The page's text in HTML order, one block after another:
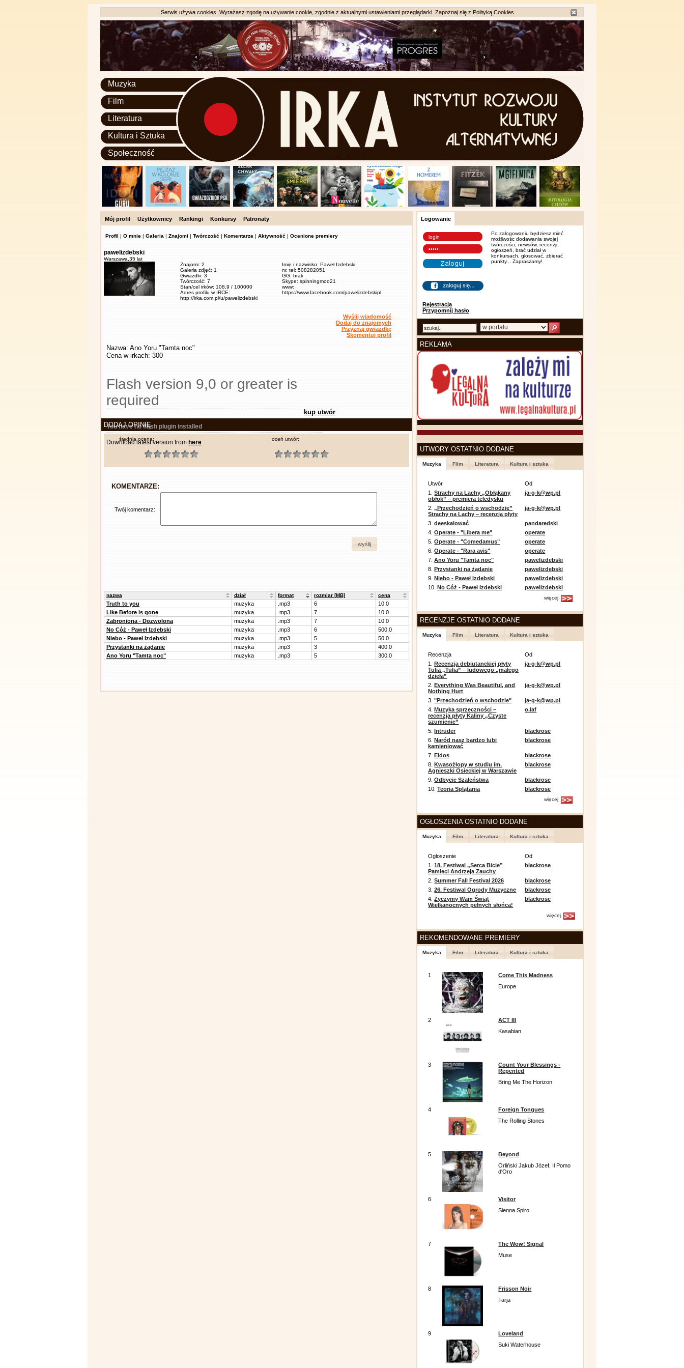
Serwis używa cookies. Wyrażasz zgodę na używanie cookie, zgodnie z aktualnymi ustawieniami przeglądarki. Zapoznaj się z Polityką Cookies
Muzyka
Film
Literatura
Kultura i Sztuka
Społeczność
Mój profil Użytkownicy Rankingi Konkursy Patronaty
Profil | O mnie | Galeria | Znajomi | Twórczość | Komentarze | Aktywność | Ocenione premiery
pawelizdebski
Warszawa, 35 lat
Znajomi: 2
Galeria zdjęć: 1
Gwiazdki: 3
Twórczość: 7
Stan/cel irków: 108,9 / 100000
Adres profilu w IRCE:
http://irka.com.pl/u/pawelizdebski
Imię i nazwisko: Paweł Izdebski
nr. tel: 508282051
GG: brak
Skype: spinningmoo21
www:
https://www.facebook.com/pawelizdebskipl
Wyślij wiadomość
Dodaj do znajomych
Przyznaj gwiazdkę
Skomentuj profil
Nazwa: Ano Yoru "Tamta noc"
Cena w irkach: 300
Flash version 9,0 or greater is
required
You have no flash plugin installed
Download latest version from here
kup utwór
DODAJ OPINIĘ
średnia ocena: oceń utwór:
KOMENTARZE:
Twój komentarz:
wyślij
nazwa dział format rozmiar [MB] cena
Truth to you muzyka .mp3 6
10.0
Like Before is gone
muzyka .mp3 7
10.0
Zabroniona - Dozwolona
muzyka .mp3 7
10.0
No Cóż - Paweł Izdebski
muzyka .mp3 6
500.0
Niebo - Paweł Izdebski
muzyka .mp3 5
50.0
Przystanki na żądanie
muzyka .mp3 3
400.0
Ano Yoru "Tamta noc"
muzyka .mp3 5 300.0
Logowanie
Rejestracja
Przypomnij hasło
Po zalogowaniu będziesz mieć
możliwośc dodawania swojej
twórczości, newsów, recenzji,
ogłoszeń, brać udział w
konkursach, głosować, zbierać
punkty... Zapraszamy!
REKLAMA
UTWORY OSTATNIO DODANE
Muzyka Film Literatura Kultura i sztuka
Utwór
Od
1.Strachy na Lachy „Obłąkany
obłok” – premiera teledysku
ja-g-k@wp.pl
2.„Przechodzień o wschodzie”
Strachy na Lachy – recenzja płyty
ja-g-k@wp.pl
3.deeskalować
pandaredski
4.Operate - "Libera me"
operate
5.Operate - "Comedamus"
operate
6.Operate - "Rara avis"
operate
7.Ano Yoru "Tamta noc"
pawelizdebski
8.Przystanki na żądanie
pawelizdebski
9.Niebo - Paweł Izdebski
pawelizdebski
10.No Cóż - Paweł Izdebski pawelizdebski
więcej
RECENZJE OSTATNIO DODANE
Muzyka Film Literatura Kultura i sztuka
Recenzja
Od
1.Recenzja debiutanckiej płyty
Tulia „Tulia” – ludowego „małego
dzieła”
ja-g-k@wp.pl
2.Everything Was Beautiful, and
Nothing Hurt
ja-g-k@wp.pl
3."Przechodzień o wschodzie"
ja-g-k@wp.pl
4.Muzyka sprzeczności –
recenzja płyty Kaliny „Czyste
szumienie”
o.laf
5.Intruder
blackrose
6.Naród nasz bardzo lubi
kamieniować
blackrose
7.Eidos
blackrose
8.Kwasożłopy w studiu im.
Agnieszki Osieckiej w Warszawie
blackrose
9.Odbycie Szaleństwa
blackrose
10.Teoria Splątania blackrose
więcej
OGŁOSZENIA OSTATNIO DODANE
Muzyka Film Literatura Kultura i sztuka
Ogłoszenie
Od
1.18. Festiwal „Serca Bicie”
Pamięci Andrzeja Zauchy
blackrose
2.Summer Fall Festival 2026
blackrose
3.26. Festiwal Ogrody Muzyczne
blackrose
4.Życzymy Wam Świąt
Wielkanocnych pełnych słońca!
blackrose
więcej
REKOMENDOWANE PREMIERY
Muzyka Film Literatura Kultura i sztuka
1
Come This Madness
Europe
2
ACT III
Kasabian
3
Count Your Blessings -
Repented
Bring Me The Horizon
4
Foreign Tongues
The Rolling Stones
5
Beyond
Orliński Jakub Józef, Il Pomo
d'Oro
6
Visitor
Sienna Spiro
7
The Wow! Signal
Muse
8
Frisson Noir
Tarja
9
Loveland
Suki Waterhouse